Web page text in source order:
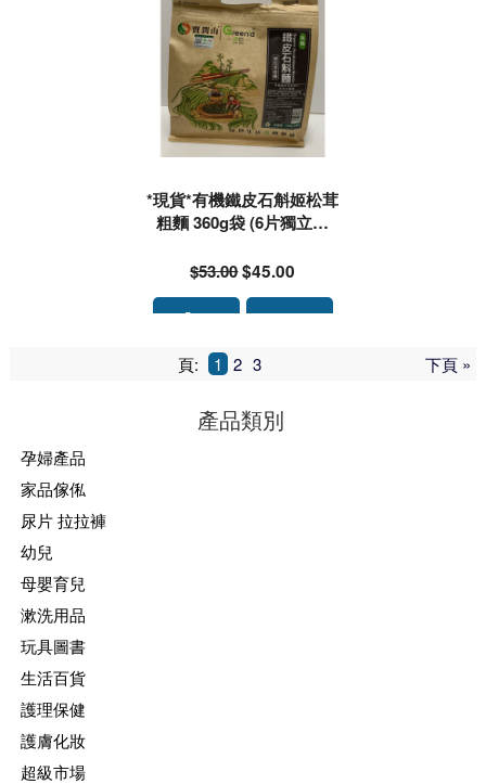
產品類別
孕婦產品
家品傢俬
尿片 拉拉褲
幼兒
母嬰育兒
漱洗用品
玩具圖書
生活百貨
護理保健
護膚化妝
超級市場
*現貨*有機鐵皮石斛姬松茸
粗麵 360g袋 (6片獨立包
天然純素食品.簡單方便又
$53.00$45.00
下頁 »
頁: 1 2 3